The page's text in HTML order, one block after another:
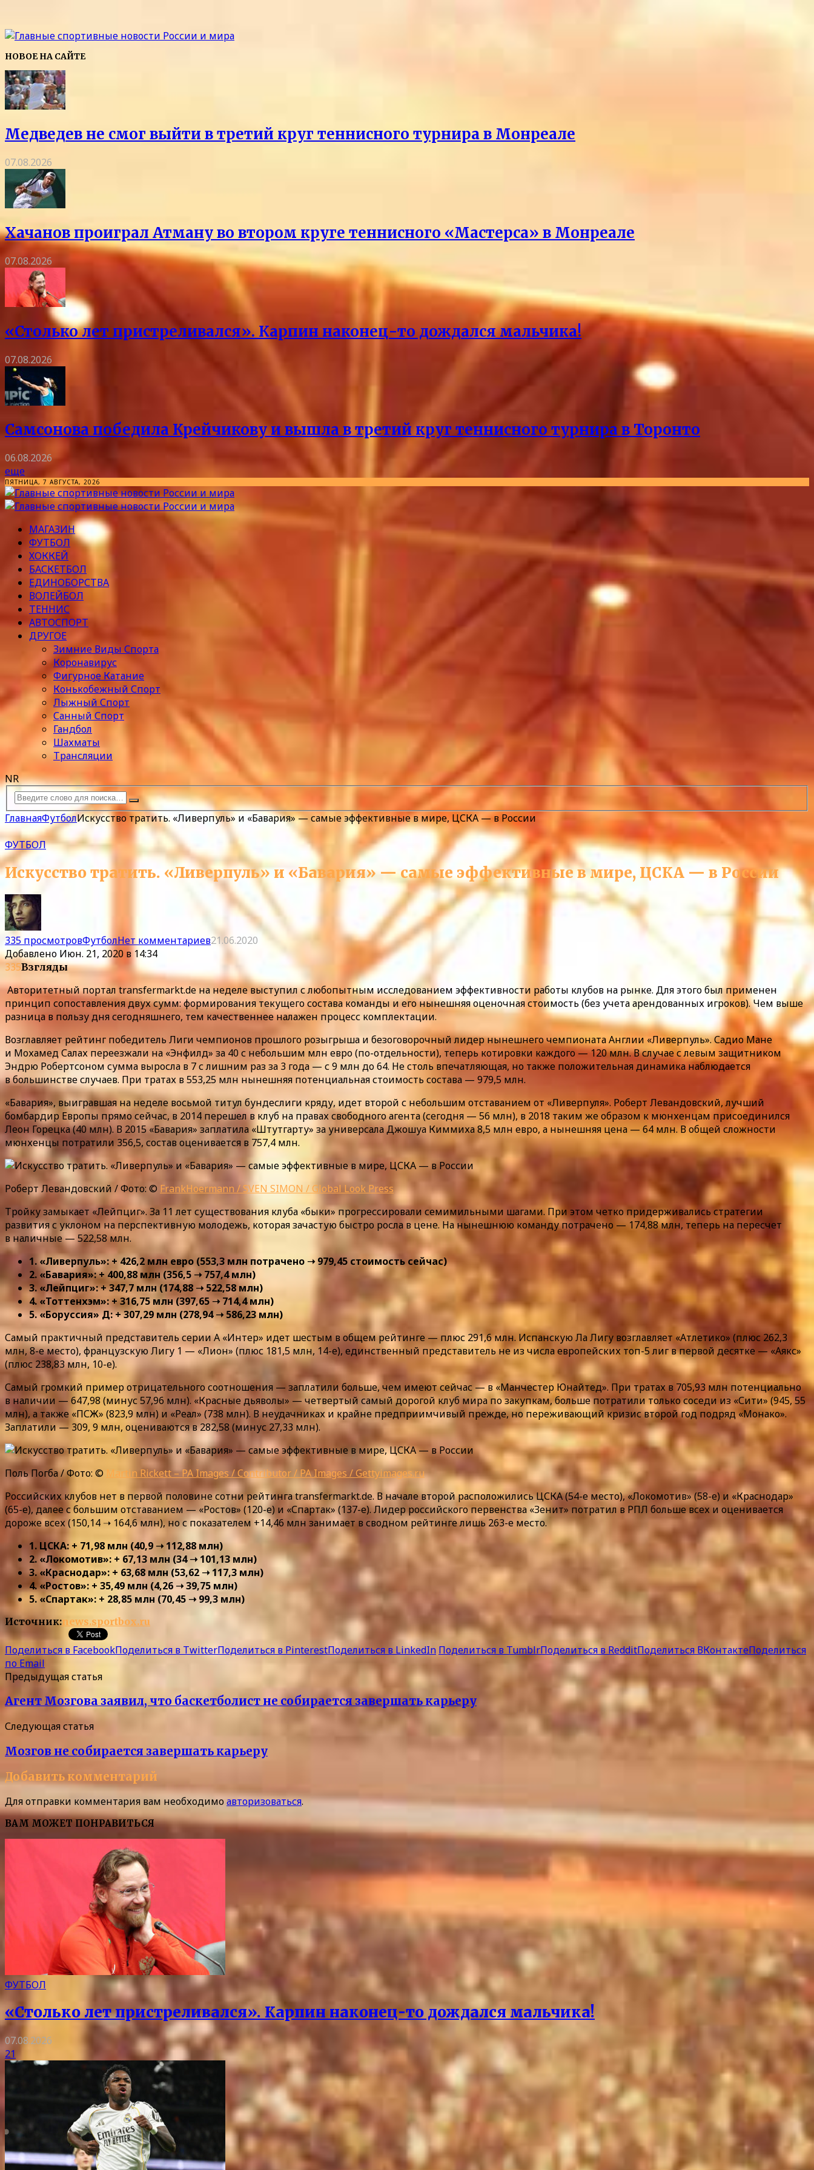
НОВОЕ НА САЙТЕ
Медведев не смог выйти в третий круг теннисного турнира в Монреале
07.08.2026
Хачанов проиграл Атману во втором круге теннисного «Мастерса» в Монреале
07.08.2026
«Столько лет пристреливался». Карпин наконец-то дождался мальчика!
07.08.2026
Самсонова победила Крейчикову и вышла в третий круг теннисного турнира в Торонто
06.08.2026
еще
ПЯТНИЦА, 7 АВГУСТА, 2026
МАГАЗИН
ФУТБОЛ
ХОККЕЙ
БАСКЕТБОЛ
ЕДИНОБОРСТВА
ВОЛЕЙБОЛ
ТЕННИС
АВТОСПОРТ
ДРУГОЕ
Зимние Виды Спорта
Коронавирус
Фигурное Катание
Конькобежный Спорт
Лыжный Спорт
Санный Спорт
Гандбол
Шахматы
Трансляции
NR
ГлавнаяФутболИскусство тратить. «Ливерпуль» и «Бавария» — самые эффективные в мире, ЦСКА — в России
ФУТБОЛ
Искусство тратить. «Ливерпуль» и «Бавария» — самые эффективные в мире, ЦСКА — в России
335 просмотровФутболНет комментариев21.06.2020
Добавлено Июн. 21, 2020 в 14:34
335Взгляды
Авторитетный портал transfermarkt.de на неделе выступил с любопытным исследованием эффективности работы клубов на рынке. Для этого был применен
принцип сопоставления двух сумм: формирования текущего состава команды и его нынешняя оценочная стоимость (без учета арендованных игроков). Чем выше
разница в пользу дня сегодняшнего, тем качественнее налажен процесс комплектации.
Возглавляет рейтинг победитель Лиги чемпионов прошлого розыгрыша и безоговорочный лидер нынешнего чемпионата Англии «Ливерпуль». Садио Мане
и Мохамед Салах переезжали на «Энфилд» за 40 с небольшим млн евро (по-отдельности), теперь котировки каждого — 120 млн. В случае с левым защитником
Эндрю Робертсоном сумма выросла в 7 с лишним раз за 3 года — с 9 млн до 64. Не столь впечатляющая, но также положительная динамика наблюдается
в большинстве случаев. При тратах в 553,25 млн нынешняя потенциальная стоимость состава — 979,5 млн.
«Бавария», выигравшая на неделе восьмой титул бундеслиги кряду, идет второй с небольшим отставанием от «Ливерпуля». Роберт Левандовский, лучший
бомбардир Европы прямо сейчас, в 2014 перешел в клуб на правах свободного агента (сегодня — 56 млн), в 2018 таким же образом к мюнхенцам присоединился
Леон Горецка (40 млн). В 2015 «Бавария» заплатила «Штутгарту» за универсала Джошуа Киммиха 8,5 млн евро, а нынешняя цена — 64 млн. В общей сложности
мюнхенцы потратили 356,5, состав оценивается в 757,4 млн.
Роберт Левандовский / Фото: © FrankHoermann / SVEN SIMON / Global Look Press
Тройку замыкает «Лейпциг». За 11 лет существования клуба «быки» прогрессировали семимильными шагами. При этом четко придерживались стратегии
развития с уклоном на перспективную молодежь, которая зачастую быстро росла в цене. На нынешнюю команду потрачено — 174,88 млн, теперь на пересчет
в наличные — 522,58 млн.
1. «Ливерпуль»: + 426,2 млн евро (553,3 млн потрачено ➝ 979,45 стоимость сейчас)
2. «Бавария»: + 400,88 млн (356,5 ➝ 757,4 млн)
3. «Лейпциг»: + 347,7 млн (174,88 ➝ 522,58 млн)
4. «Тоттенхэм»: + 316,75 млн (397,65 ➝ 714,4 млн)
5. «Боруссия» Д: + 307,29 млн (278,94 ➝ 586,23 млн)
Самый практичный представитель серии A «Интер» идет шестым в общем рейтинге — плюс 291,6 млн. Испанскую Ла Лигу возглавляет «Атлетико» (плюс 262,3
млн, 8-е место), французскую Лигу 1 — «Лион» (плюс 181,5 млн, 14-е), единственный представитель не из числа европейских топ-5 лиг в первой десятке — «Аякс»
(плюс 238,83 млн, 10-е).
Самый громкий пример отрицательного соотношения — заплатили больше, чем имеют сейчас — в «Манчестер Юнайтед». При тратах в 705,93 млн потенциально
в наличии — 647,98 (минус 57,96 млн). «Красные дьяволы» — четвертый самый дорогой клуб мира по закупкам, больше потратили только соседи из «Сити» (945, 55
млн), а также «ПСЖ» (823,9 млн) и «Реал» (738 млн). В неудачниках и крайне предприимчивый прежде, но переживающий кризис второй год подряд «Монако».
Заплатили — 309, 9 млн, оцениваются в 282,58 (минус 27,33 млн).
Поль Погба / Фото: © Martin Rickett – PA Images / Contributor / PA Images / Gettyimages.ru
Российских клубов нет в первой половине сотни рейтинга transfermarkt.de. В начале второй расположились ЦСКА (54-е место), «Локомотив» (58-е) и «Краснодар»
(65-е), далее с большим отставанием — «Ростов» (120-е) и «Спартак» (137-е). Лидер российского первенства «Зенит» потратил в РПЛ больше всех и оценивается
дороже всех (150,14 ➝ 164,6 млн), но с показателем +14,46 млн занимает в сводном рейтинге лишь 263-е место.
1. ЦСКА: + 71,98 млн (40,9 ➝ 112,88 млн)
2. «Локомотив»: + 67,13 млн (34 ➝ 101,13 млн)
3. «Краснодар»: + 63,68 млн (53,62 ➝ 117,3 млн)
4. «Ростов»: + 35,49 млн (4,26 ➝ 39,75 млн)
5. «Спартак»: + 28,85 млн (70,45 ➝ 99,3 млн)
Источник:news.sportbox.ru
Поделиться в FacebookПоделиться в TwitterПоделиться в PinterestПоделиться в LinkedIn Поделиться в TumblrПоделиться в RedditПоделиться ВКонтактеПоделиться
по Email
Предыдущая статья
Агент Мозгова заявил, что баскетболист не собирается завершать карьеру
Следующая статья
Мозгов не собирается завершать карьеру
Добавить комментарий
Для отправки комментария вам необходимоавторизоваться.
ВАМ МОЖЕТ ПОНРАВИТЬСЯ
ФУТБОЛ
«Столько лет пристреливался». Карпин наконец-то дождался мальчика!
07.08.2026
21